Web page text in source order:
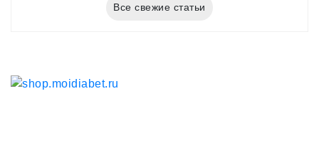
Все свежие статьи